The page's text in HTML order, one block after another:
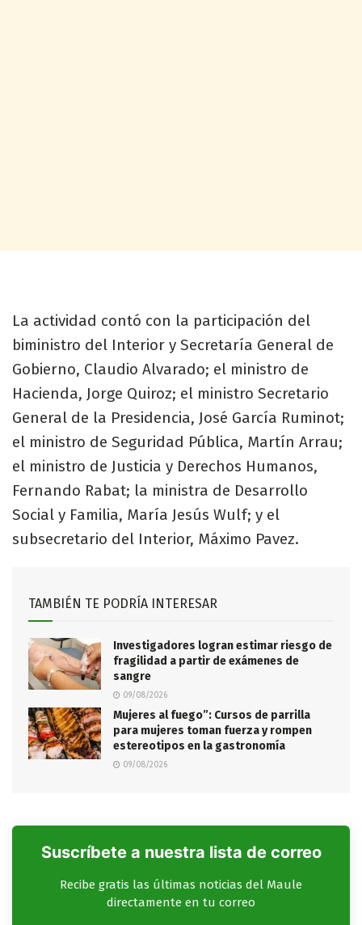
La actividad contó con la participación del
biministro del Interior y Secretaría General de
Gobierno, Claudio Alvarado; el ministro de
Hacienda, Jorge Quiroz; el ministro Secretario
General de la Presidencia, José García Ruminot;
el ministro de Seguridad Pública, Martín Arrau;
el ministro de Justicia y Derechos Humanos,
Fernando Rabat; la ministra de Desarrollo
Social y Familia, María Jesús Wulf; y el
subsecretario del Interior, Máximo Pavez.
TAMBIÉN TE PODRÍA INTERESAR
Investigadores logran estimar riesgo de
fragilidad a partir de exámenes de
sangre
09/08/2026
Mujeres al fuego”: Cursos de parrilla
para mujeres toman fuerza y rompen
estereotipos en la gastronomía
09/08/2026
Suscríbete a nuestra lista de correo
Recibe gratis las últimas noticias del Maule
directamente en tu correo